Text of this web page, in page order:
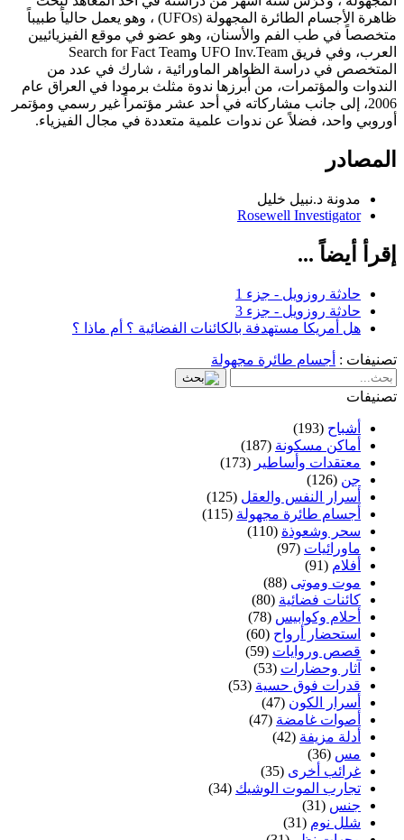
ظاهرة الأجسام الطائرة المجهولة (UFOs) ، وهو يعمل حالياً طبيباً
متخصصاً في طب الفم والأسنان، وهو عضو في موقع الفيزيائيين
العرب، وفي فريق UFO Inv.Team وSearch for Fact Team
المتخصص في دراسة الظواهر الماورائية ، شارك في عدد من
الندوات والمؤتمرات، من أبرزها ندوة مثلث برمودا في العراق عام
2006، إلى جانب مشاركاته في أحد عشر مؤتمراً غير رسمي ومؤتمر
أوروبي واحد، فضلاً عن ندوات علمية متعددة في مجال الفيزياء.
المصادر
مدونة د.نبيل خليل
Rosewell Investigator
إقرأ أيضاً ...
حادثة روزويل - جزء 1
حادثة روزويل - جزء 3
هل أمريكا مستهدفة بالكائنات الفضائية ؟ أم ماذا ؟
تصنيفات : أجسام طائرة مجهولة
تصنيفات
أشباح (193)
أماكن مسكونة (187)
معتقدات وأساطير (173)
جن (126)
أسرار النفس والعقل (125)
أجسام طائرة مجهولة (115)
سحر وشعوذة (110)
ماورائيات (97)
أفلام (91)
موت وموتى (88)
كائنات فضائية (80)
أحلام وكوابيس (78)
استحضار أرواح (60)
قصص وروايات (59)
آثار وحضارات (53)
قدرات فوق حسية (53)
أسرار الكون (47)
أصوات غامضة (47)
أدلة مزيفة (42)
مس (36)
غرائب أخرى (35)
تجارب الموت الوشيك (34)
جنس (31)
شلل نوم (31)